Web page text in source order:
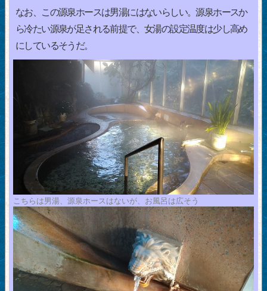
なお、この源泉ホースは男湯にはないらしい。源泉ホースか
ら冷たい源泉が足される前提で、女湯の設定温度は少し高め
にしているそうだ。
こちらは男湯、源泉ホースはないが、お風呂は広そう